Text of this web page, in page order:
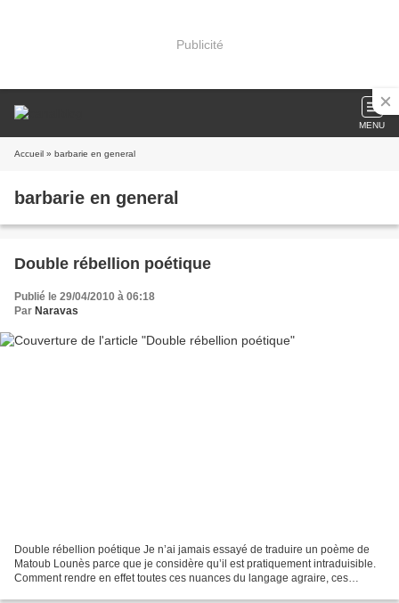
Publicité
MENU
Accueil » barbarie en general
barbarie en general
Double rébellion poétique
Publié le 29/04/2010 à 06:18
Par Naravas
Double rébellion poétique Je n’ai jamais essayé de traduire un poème de
Matoub Lounès parce que je considère qu’il est pratiquement intraduisible.
Comment rendre en effet toutes ces nuances du langage agraire, ces